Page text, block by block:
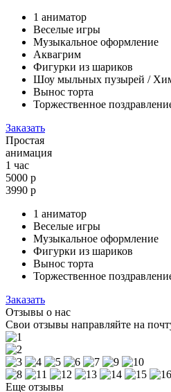
1 аниматор
Веселые игры
Музыкальное оформление
Аквагрим
Фигурки из шариков
Шоу мыльных пузырей /
Вынос торта
Торжественное
Заказать
Простая
анимация
1 час
5000 р
3990 р
1 аниматор
Веселые игры
Музыкальное оформление
Фигурки из шариков
Вынос торта
Торжественное
Заказать
Отзывы о нас
Свои отзывы направляйте на
Еще отзывы